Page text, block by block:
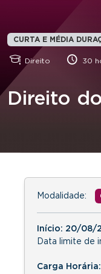
CURTA E MÉDIA
Direito 30
Direito
Modalidade:
Início: 20/08/
Data limite de
Carga